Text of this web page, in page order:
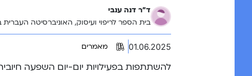
ד"ר דנה ענבי
בית הספר לריפוי ועיסוק, האוניברסיטה העברית
01.06.2025 מאמרים
להשתתפות בפעילויות יום-יום השפעה